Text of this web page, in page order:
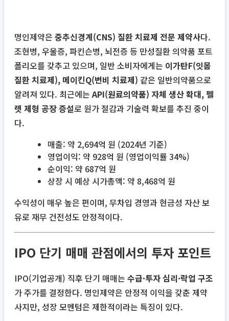
명인제약은 중추신경계(CNS) 질환 치료제 전문 제약사다.
조현병, 우울증, 파킨슨병, 뇌전증 등 만성질환 의약품 포트
폴리오를 갖추고 있으며, 일반 소비자에게는 이가탄F(잇몸
질환 치료제), 메이킨Q(변비 치료제) 같은 일반의약품으로
알려져 있다. 최근에는 API(원료의약품) 자체 생산 확대, 펠
렛 제형 공장 증설로 원가 절감과 기술력 확보를 추진 중이
다.
매출: 약 2,694억 원 (2024년 기준)
영업이익: 약 928억 원 (영업이익률 34%)
순이익: 약 687억 원
상장 시 예상 시가총액: 약 8,468억 원
수익성이 매우 높은 편이며, 무차입 경영과 현금성 자산 보
유로 재무 건전성도 안정적이다.
IPO 단기 매매 관점에서의 투자 포인트
IPO(기업공개) 직후 단기 매매는 수급·투자 심리·락업 구조
가 주가를 결정한다. 명인제약은 안정적 이익을 갖춘 제약
사지만, 성장 모멘텀은 제한적이라는 특징이 있다.